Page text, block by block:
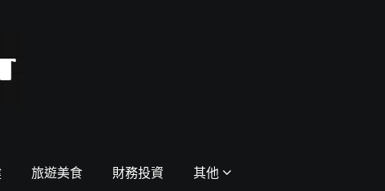
旅遊美食 財務投資 其他